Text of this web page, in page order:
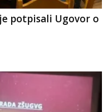
potpisali Ugovor o